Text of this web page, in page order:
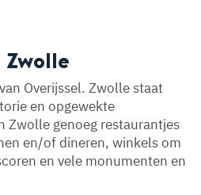
Overijssel. Zwolle staat
en opgewekte
Zwolle genoeg restaurantjes
en/of dineren, winkels om
en vele monumenten en